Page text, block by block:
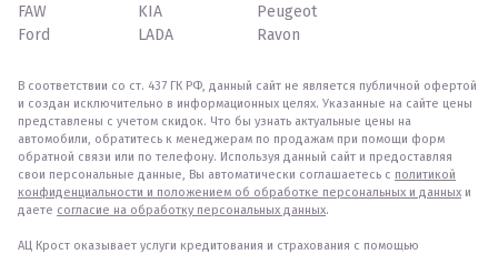
FAW
Ford
KIA
LADA
Peugeot
Ravon
В соответствии со ст. 437 ГК РФ, данный сайт не является публичной офертой
и создан исключительно в информационных целях. Указанные на сайте цены
представлены с учетом скидок. Что бы узнать актуальные цены на
автомобили, обратитесь к менеджерам по продажам при помощи форм
обратной связи или по телефону. Используя данный сайт и предоставляя
свои персональные данные, Вы автоматически соглашаетесь с политикой
конфиденциальности и положением об обработке персональных и данных и
даете согласие на обработку персональных данных.
АЦ Крост оказывает услуги кредитования и страхования с помощью